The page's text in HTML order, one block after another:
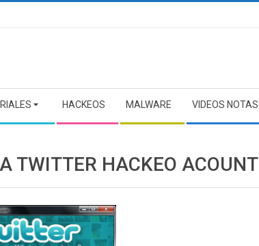
HACKEOS MALWARE VIDEOS NOTAS
TWITTER HACKEO ACOUNT